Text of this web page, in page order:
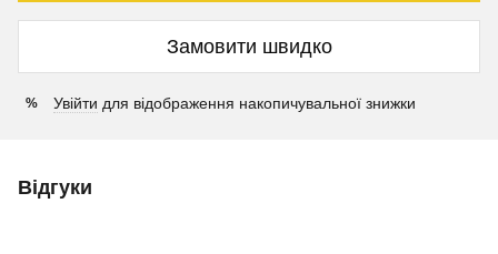
Замовити швидко
% Увійти для відображення накопичувальної знижки
Відгуки